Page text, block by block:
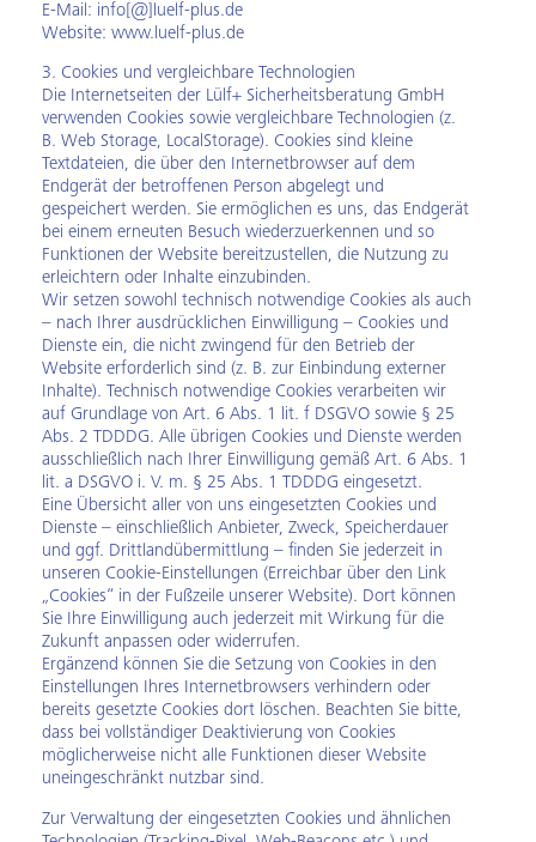
E-Mail: info[@]luelf-plus.de
Website: www.luelf-plus.de
3. Cookies und vergleichbare Technologien
Die Internetseiten der Lülf+ Sicherheitsberatung GmbH
verwenden Cookies sowie vergleichbare Technologien (z.
B. Web Storage, LocalStorage). Cookies sind kleine
Textdateien, die über den Internetbrowser auf dem
Endgerät der betroffenen Person abgelegt und
gespeichert werden. Sie ermöglichen es uns, das Endgerät
bei einem erneuten Besuch wiederzuerkennen und so
Funktionen der Website bereitzustellen, die Nutzung zu
erleichtern oder Inhalte einzubinden.
Wir setzen sowohl technisch notwendige Cookies als auch
– nach Ihrer ausdrücklichen Einwilligung – Cookies und
Dienste ein, die nicht zwingend für den Betrieb der
Website erforderlich sind (z. B. zur Einbindung externer
Inhalte). Technisch notwendige Cookies verarbeiten wir
auf Grundlage von Art. 6 Abs. 1 lit. f DSGVO sowie § 25
Abs. 2 TDDDG. Alle übrigen Cookies und Dienste werden
ausschließlich nach Ihrer Einwilligung gemäß Art. 6 Abs. 1
lit. a DSGVO i. V. m. § 25 Abs. 1 TDDDG eingesetzt.
Eine Übersicht aller von uns eingesetzten Cookies und
Dienste – einschließlich Anbieter, Zweck, Speicherdauer
und ggf. Drittlandübermittlung – finden Sie jederzeit in
unseren Cookie‑Einstellungen (Erreichbar über den Link
„Cookies“ in der Fußzeile unserer Website). Dort können
Sie Ihre Einwilligung auch jederzeit mit Wirkung für die
Zukunft anpassen oder widerrufen.
Ergänzend können Sie die Setzung von Cookies in den
Einstellungen Ihres Internetbrowsers verhindern oder
bereits gesetzte Cookies dort löschen. Beachten Sie bitte,
dass bei vollständiger Deaktivierung von Cookies
möglicherweise nicht alle Funktionen dieser Website
uneingeschränkt nutzbar sind.
Zur Verwaltung der eingesetzten Cookies und ähnlichen